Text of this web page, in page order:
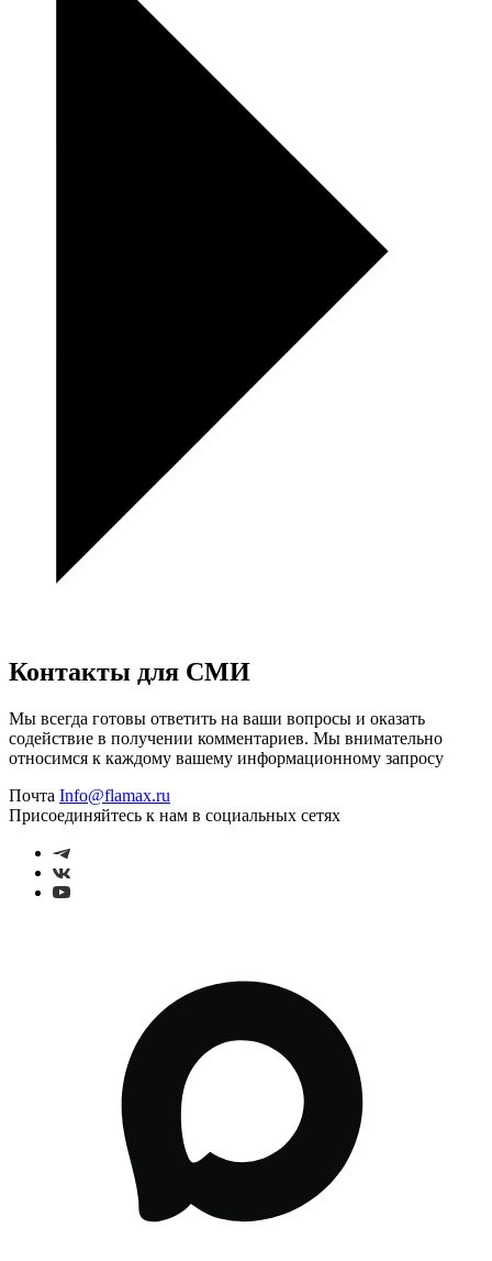
Контакты для СМИ
Мы всегда готовы ответить на ваши вопросы и оказать
содействие в получении комментариев. Мы внимательно
относимся к каждому вашему информационному запросу
Почта Info@flamax.ru
Присоединяйтесь к нам в социальных сетях